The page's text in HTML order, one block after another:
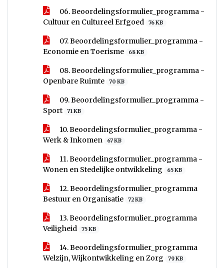
06. Beoordelingsformulier_programma -
Cultuur en Cultureel Erfgoed
76 KB
07. Beoordelingsformulier_programma -
Economie en Toerisme
68 KB
08. Beoordelingsformulier_programma -
Openbare Ruimte
70 KB
09. Beoordelingsformulier_programma -
Sport
71 KB
10. Beoordelingsformulier_programma -
Werk & Inkomen
67 KB
11. Beoordelingsformulier_programma -
Wonen en Stedelijke ontwikkeling
65 KB
12. Beoordelingsformulier_programma
Bestuur en Organisatie
72 KB
13. Beoordelingsformulier_programma
Veiligheid
75 KB
14. Beoordelingsformulier_programma
Welzijn, Wijkontwikkeling en Zorg
79 KB